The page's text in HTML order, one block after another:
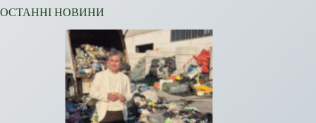
ОСТАННІ НОВИНИ